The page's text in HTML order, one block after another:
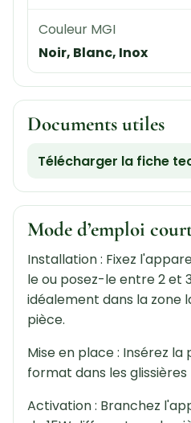
Couleur MGI
Noir, Blanc, Inox
Documents utiles
Télécharger la fiche
Mode d’emploi
Installation : Fixez
le ou posez-le entre 2 et
idéalement dans la zone
pièce.
Mise en place : Insérez
format dans les
Activation : Branchez